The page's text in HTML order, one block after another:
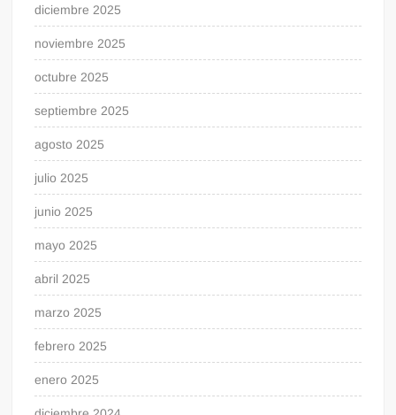
diciembre 2025
noviembre 2025
octubre 2025
septiembre 2025
agosto 2025
julio 2025
junio 2025
mayo 2025
abril 2025
marzo 2025
febrero 2025
enero 2025